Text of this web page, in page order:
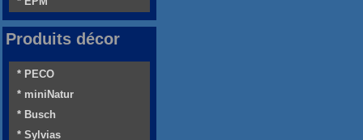
Produits décor
* PECO
* miniNatur
* Busch
* Sylvias